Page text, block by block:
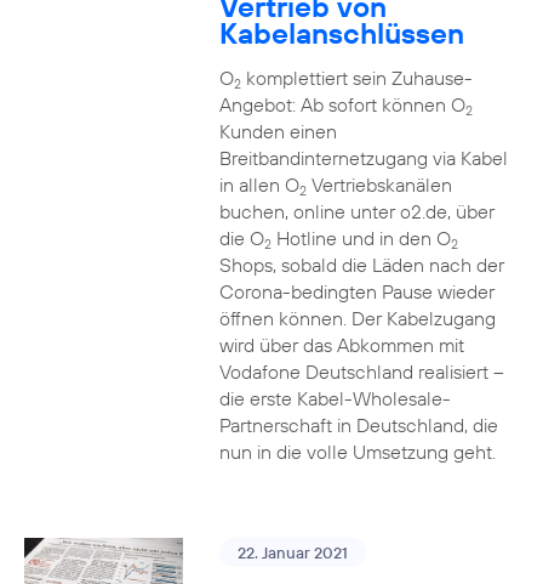
Kabelanschlüssen
O2komplettiert sein Zuhause-
Angebot: Ab sofort können O2
Kunden einen
Breitbandinternetzugang via Kabel
in allen O2Vertriebskanälen
buchen, online unter o2.de, über
die O2Hotline und in den O2
Shops, sobald die Läden nach der
Corona-bedingten Pause wieder
öffnen können. Der Kabelzugang
wird über das Abkommen mit
Vodafone Deutschland realisiert –
die erste Kabel-Wholesale-
Partnerschaft in Deutschland, die
nun in die volle Umsetzung geht.
22. Januar 2021